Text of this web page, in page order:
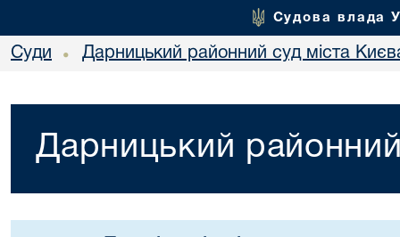
Судова влада
Суди • Дарницький районний суд міста
Дарницький